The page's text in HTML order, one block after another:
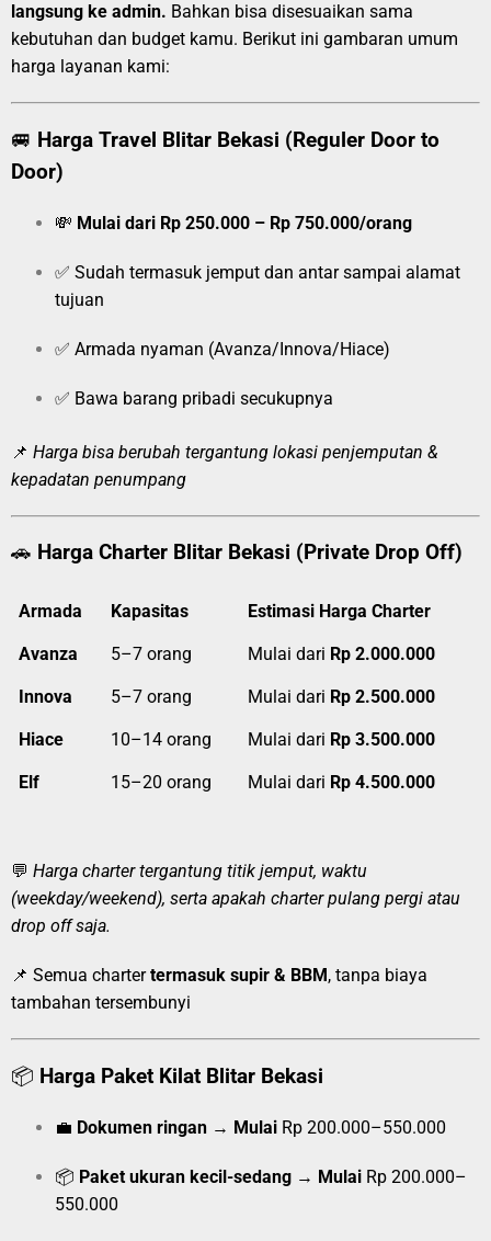
langsung ke admin. Bahkan bisa disesuaikan sama
kebutuhan dan budget kamu. Berikut ini gambaran umum
harga layanan kami:
🚐 Harga Travel Blitar Bekasi (Reguler Door to
Door)
💸 Mulai dari Rp 250.000 – Rp 750.000/orang
✅ Sudah termasuk jemput dan antar sampai alamat
tujuan
✅ Armada nyaman (Avanza/Innova/Hiace)
✅ Bawa barang pribadi secukupnya
📌 Harga bisa berubah tergantung lokasi penjemputan &
kepadatan penumpang
🚗 Harga Charter Blitar Bekasi (Private Drop Off)
Armada Kapasitas Estimasi Harga Charter
Avanza 5–7 orang Mulai dari Rp 2.000.000
Innova 5–7 orang Mulai dari Rp 2.500.000
Hiace 10–14 orang Mulai dari Rp 3.500.000
Elf 15–20 orang Mulai dari Rp 4.500.000
💬 Harga charter tergantung titik jemput, waktu
(weekday/weekend), serta apakah charter pulang pergi atau
drop off saja.
📌 Semua chartertermasuk supir & BBM, tanpa biaya
tambahan tersembunyi
📦 Harga Paket Kilat Blitar Bekasi
💼 Dokumen ringan → Mulai Rp 200.000–550.000
📦 Paket ukuran kecil-sedang → Mulai Rp 200.000–
550.000